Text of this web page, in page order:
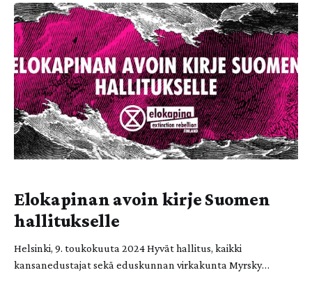
virastotalojen oviin useissa kaupungeissa ympäri Suomen.
Teesit ovat luettavissa kokonaisuudessaan alla.
Informatiivinen mielenilmaus sai inspiraationsa Martti
Lutherin 95 teesistä, jotka
Elokapinan avoin kirje Suomen
hallitukselle
Helsinki, 9. toukokuuta 2024 Hyvät hallitus, kaikki
kansanedustajat sekä eduskunnan virkakunta Myrsky